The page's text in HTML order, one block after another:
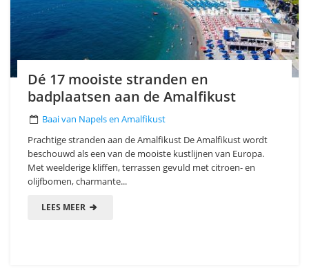
Dé 17 mooiste stranden en
badplaatsen aan de Amalfikust
Baai van Napels en Amalfikust
Prachtige stranden aan de Amalfikust De Amalfikust wordt
beschouwd als een van de mooiste kustlijnen van Europa.
Met weelderige kliffen, terrassen gevuld met citroen- en
olijfbomen, charmante...
LEES MEER